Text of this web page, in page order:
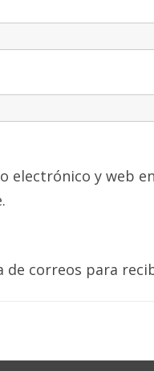
electrónico y web
de correos para